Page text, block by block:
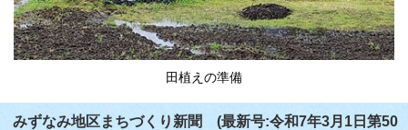
田植えの準備
みずなみ地区まちづくり新聞 (最新号:令和7年3月1日第50